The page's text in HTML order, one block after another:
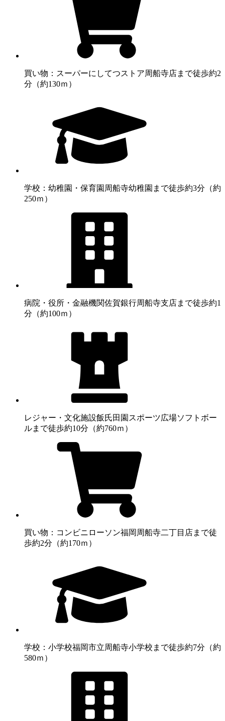
買い物：スーパーにしてつストア周船寺店まで徒歩約2
分（約130ｍ）
学校：幼稚園・保育園 周船寺幼稚園まで徒歩約3分（約
250ｍ）
病院・役所・金融機関佐賀銀行周船寺支店まで徒歩約1
分（約100ｍ）
レジャー・文化施設飯氏田園スポーツ広場ソフトボー
ルまで徒歩約10分（約760ｍ）
買い物：コンビニ ローソン福岡周船寺二丁目店まで徒
歩約2分（約170ｍ）
学校：小学校福岡市立周船寺小学校まで徒歩約7分（約
580ｍ）